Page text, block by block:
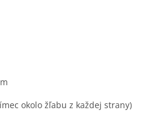
okolo žľabu z každej strany)